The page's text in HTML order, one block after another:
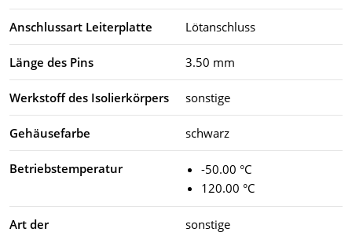
Anschlussart Leiterplatte Lötanschluss
Länge des Pins 3.50 mm
Werkstoff des Isolierkörpers sonstige
Gehäusefarbe schwarz
Betriebstemperatur
-50.00 °C
120.00 °C
Art der
sonstige